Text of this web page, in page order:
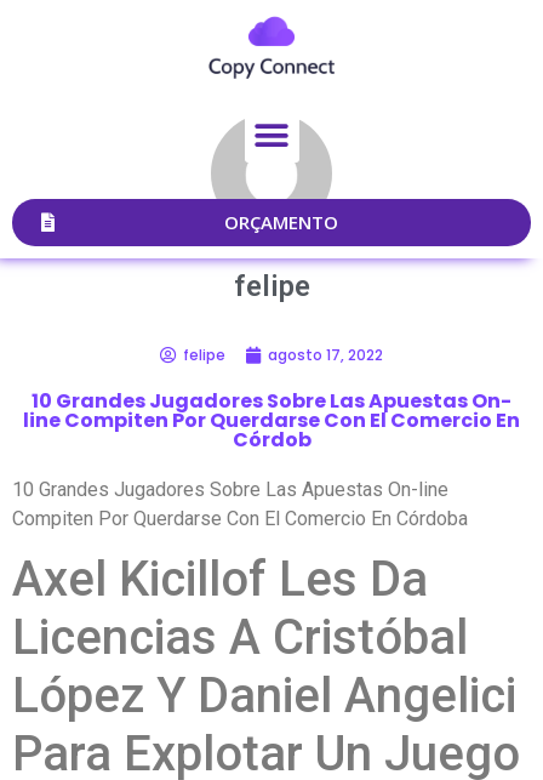
ORÇAMENTO
felipe
felipe agosto 17, 2022
10 Grandes Jugadores Sobre Las Apuestas On-
line Compiten Por Querdarse Con El Comercio En
Córdob
10 Grandes Jugadores Sobre Las Apuestas On-line
Compiten Por Querdarse Con El Comercio En Córdoba
Axel Kicillof Les Da
Licencias A Cristóbal
López Y Daniel Angelici
Para Explotar Un Juego